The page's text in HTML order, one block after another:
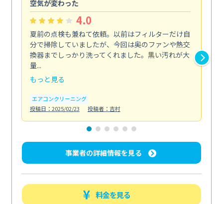
空気が変わった
4.0
夏前の点検も兼ねて依頼。以前はフィルターだけ自
分で掃除していましたが、今回は奥のファンや熱交
換器までしっかり洗ってくれました。黒い汚れが大
量...
もっと見る
エアコンクリーニング
投稿日：2025/02/23
投稿者：吉村
事業者の詳細情報を見る
料金を見る